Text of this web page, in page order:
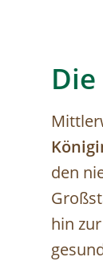
den
hin